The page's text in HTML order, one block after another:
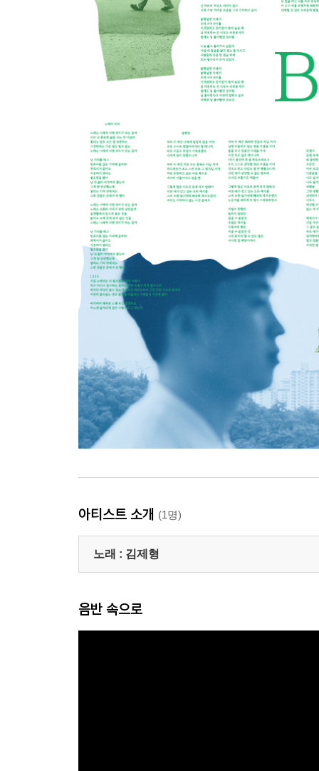
아티스트 소개 (1명)
노래 : 김제형
음반 속으로